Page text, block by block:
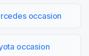
occasion
occasion